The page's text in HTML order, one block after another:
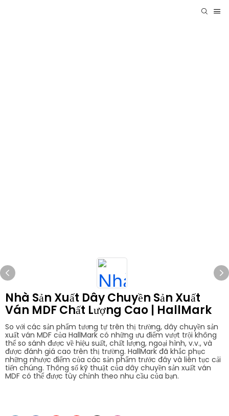
Nhà Sản Xuất Dây Chuyền Sản Xuất
Ván MDF Chất Lượng Cao | HallMark
So với các sản phẩm tương tự trên thị trường, dây chuyền sản
xuất ván MDF của HallMark có những ưu điểm vượt trội không
thể so sánh được về hiệu suất, chất lượng, ngoại hình, v.v., và
được đánh giá cao trên thị trường. HallMark đã khắc phục
những nhược điểm của các sản phẩm trước đây và liên tục cải
tiến chúng. Thông số kỹ thuật của dây chuyền sản xuất ván
MDF có thể được tùy chỉnh theo nhu cầu của bạn.